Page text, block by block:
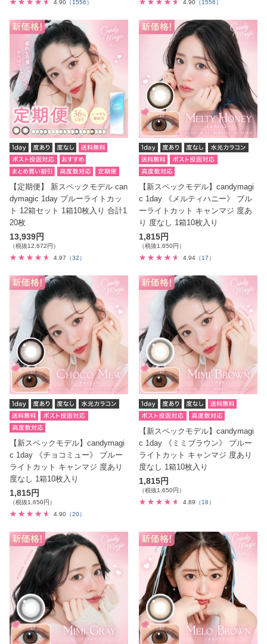
4.90 （1556） 4.90 （1556）
【定期便】 新スペックモデル can
dymagic 1day ブルーライトカッ
ト 12箱セット 1箱10枚入り 合計1
20枚
13,939円
（税抜12,672円）
4.97 （32）
【新スペックモデル】candymagi
c 1day 《メルティハニー》 ブル
ーライトカット キャンマジ 度あ
り 度なし 1箱10枚入り
1,815円
（税抜1,650円）
4.94 （17）
【新スペックモデル】candymagi
c 1day 《チョコミュー》 ブルー
ライトカット キャンマジ 度あり
度なし 1箱10枚入り
1,815円
（税抜1,650円）
4.90 （20）
【新スペックモデル】candymagi
c 1day 《ミミブラウン》 ブルー
ライトカット キャンマジ 度あり
度なし 1箱10枚入り
1,815円
（税抜1,650円）
4.89
（18）